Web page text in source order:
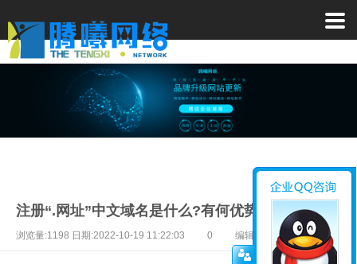
注册“.网址”中文域名是什么?有何优势
浏览量:1198 日期:2022-10-19 11:22:03 0 编辑:网站建设